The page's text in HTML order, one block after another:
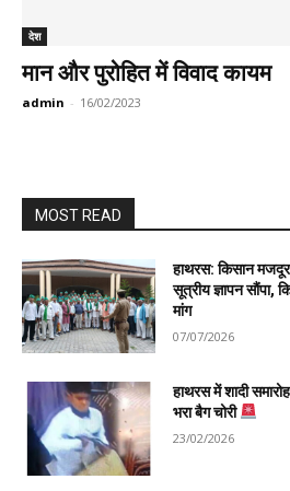
देश
मान और पुरोहित में विवाद कायम
admin - 16/02/2023
MOST READ
हाथरस: किसान
सूत्रीय ज्ञापन सौंपा,
मांग
07/07/2026
हाथरस में शादी
भरा बैग चोरी
23/02/2026